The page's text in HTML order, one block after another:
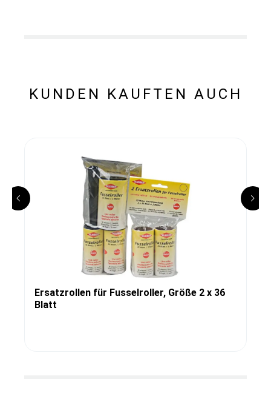
KUNDEN KAUFTEN AUCH
Ersatzrollen für Fusselroller, Größe 2 x 36
Blatt